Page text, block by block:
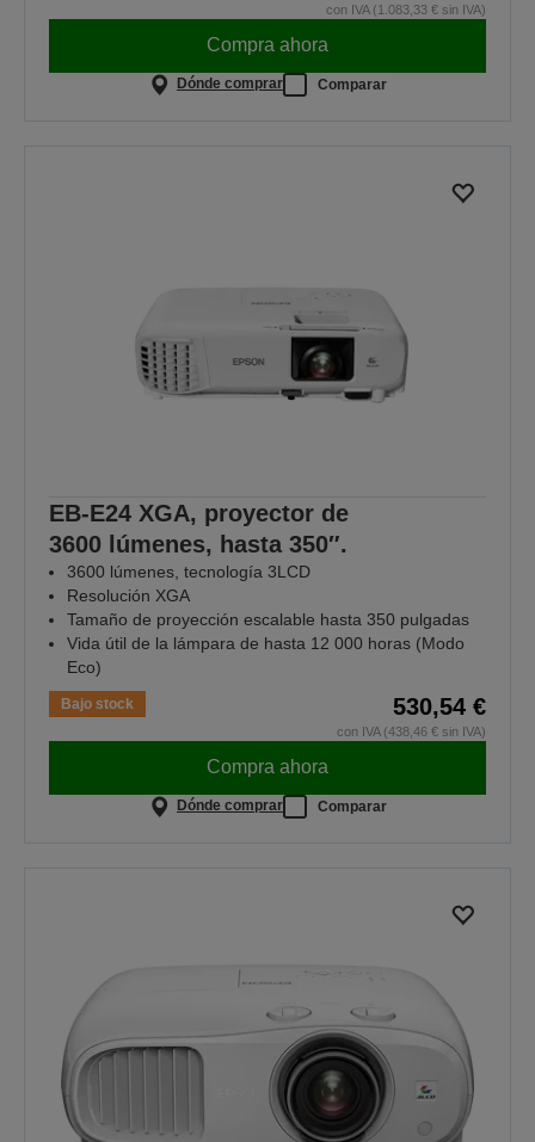
con IVA (1.083,33 € sin IVA)
Compra ahora
Dónde comprar Comparar
EB-E24 XGA, proyector de
3600 lúmenes, hasta 350″.
3600 lúmenes, tecnología 3LCD
Resolución XGA
Tamaño de proyección escalable hasta 350 pulgadas
Vida útil de la lámpara de hasta 12 000 horas (Modo
Eco)
Bajo stock 530,54 €
con IVA (438,46 € sin IVA)
Compra ahora
Dónde comprar Comparar